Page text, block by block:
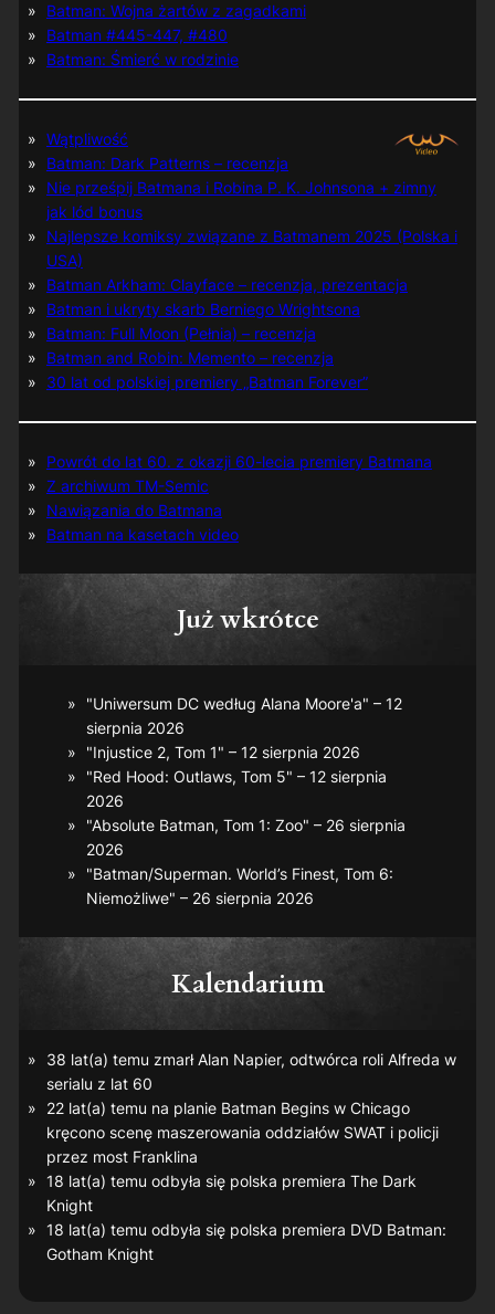
Batman: Wojna żartów z zagadkami
Batman #445-447, #480
Batman: Śmierć w rodzinie
Wątpliwość
Batman: Dark Patterns – recenzja
Nie prześpij Batmana i Robina P. K. Johnsona + zimny
jak lód bonus
Najlepsze komiksy związane z Batmanem 2025 (Polska i
USA)
Batman Arkham: Clayface – recenzja, prezentacja
Batman i ukryty skarb Berniego Wrightsona
Batman: Full Moon (Pełnia) – recenzja
Batman and Robin: Memento – recenzja
30 lat od polskiej premiery „Batman Forever”
Powrót do lat 60. z okazji 60-lecia premiery Batmana
Z archiwum TM-Semic
Nawiązania do Batmana
Batman na kasetach video
Już wkrótce
"Uniwersum DC według Alana Moore'a" – 12
sierpnia 2026
"Injustice 2, Tom 1" – 12 sierpnia 2026
"Red Hood: Outlaws, Tom 5" – 12 sierpnia
2026
"Absolute Batman, Tom 1: Zoo" – 26 sierpnia
2026
"Batman/Superman. World’s Finest, Tom 6:
Niemożliwe" – 26 sierpnia 2026
Kalendarium
38 lat(a) temu zmarł Alan Napier, odtwórca roli Alfreda w
serialu z lat 60
22 lat(a) temu na planie Batman Beginsw Chicago
kręcono scenę maszerowania oddziałów SWAT i policji
przez most Franklina
18 lat(a) temu odbyła się polska premiera The Dark
Knight
18 lat(a) temu odbyła się polska premiera DVD Batman:
Gotham Knight